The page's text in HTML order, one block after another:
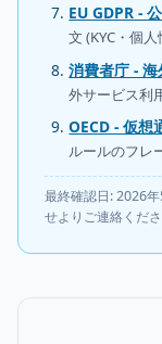
EU GDPR -
文 (KYC・個
消費者庁 -
外サービス利
OECD - 仮想
ルールのフレ
最終確認日: 2026
せよりご連絡くださ